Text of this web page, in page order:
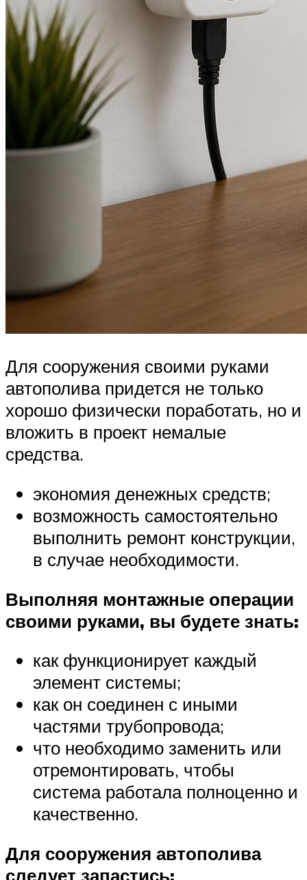
Для сооружения своими руками
автополива придется не только
хорошо физически поработать, но и
вложить в проект немалые
средства.
экономия денежных средств;
возможность самостоятельно
выполнить ремонт конструкции,
в случае необходимости.
Выполняя монтажные операции
своими руками, вы будете знать:
как функционирует каждый
элемент системы;
как он соединен с иными
частями трубопровода;
что необходимо заменить или
отремонтировать, чтобы
система работала полноценно и
качественно.
Для сооружения автополива
следует запастись: